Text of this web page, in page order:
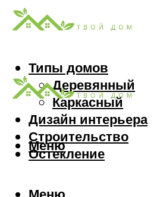
Типы домов
Деревянный
Каркасный
Дизайн интерьера
Строительство
Остекление
Меню